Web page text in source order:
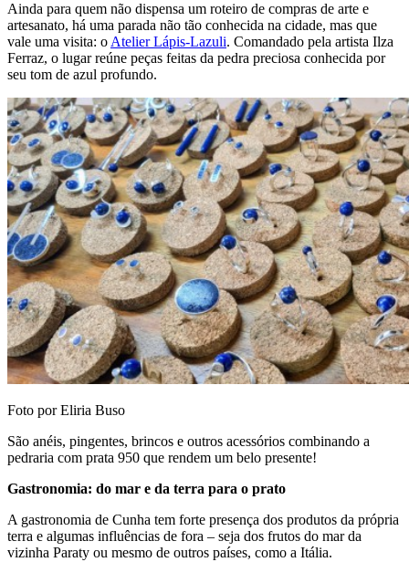
Ainda para quem não dispensa um roteiro de compras de arte e
artesanato, há uma parada não tão conhecida na cidade, mas que
vale uma visita: oAtelier Lápis-Lazuli. Comandado pela artista Ilza
Ferraz, o lugar reúne peças feitas da pedra preciosa conhecida por
seu tom de azul profundo.
Foto por Eliria Buso
São anéis, pingentes, brincos e outros acessórios combinando a
pedraria com prata 950 que rendem um belo presente!
Gastronomia: do mar e da terra para o prato
A gastronomia de Cunha tem forte presença dos produtos da própria
terra e algumas influências de fora – seja dos frutos do mar da
vizinha Paraty ou mesmo de outros países, como a Itália.